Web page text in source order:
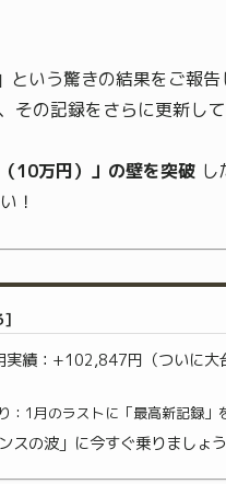
という驚きの結果をご報告
その記録をさらに更新し
10万円）」の壁を突破 し
！
実績：+102,847円（ついに大
：1月のラストに「最高新記録」
スの波」に今すぐ乗りましょう